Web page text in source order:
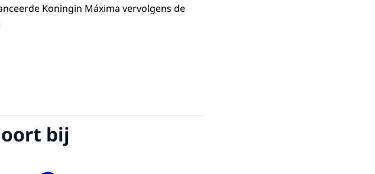
Koningin Máxima vervolgens de
bij